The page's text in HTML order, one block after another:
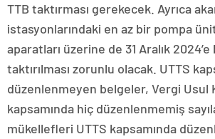
TTB taktırması gerekecek. Ayrıca
istasyonlarındaki en az bir pompa
aparatları üzerine de 31 Aralık 2024’e
taktırılması zorunlu olacak. UTTS
düzenlenmeyen belgeler, Vergi Usul
kapsamında hiç düzenlenmemiş
mükellefleri UTTS kapsamında